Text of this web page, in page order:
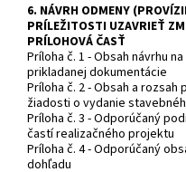
6. NÁVRH ODMENY
PRÍLEŽITOSTI UZAVRIEŤ
PRÍLOHOVÁ ČASŤ
Príloha č. 1 - Obsah návrhu
prikladanej dokumentácie
Príloha č. 2 - Obsah a
žiadosti o vydanie
Príloha č. 3 - Odporúčaný
častí realizačného projektu
Príloha č. 4 - Odporúčaný
dohľadu